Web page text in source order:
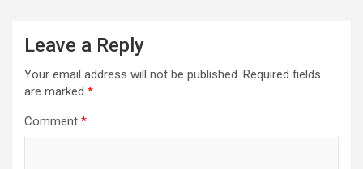
Leave a Reply
Your email address will not be published. Required fields
are marked *
Comment *